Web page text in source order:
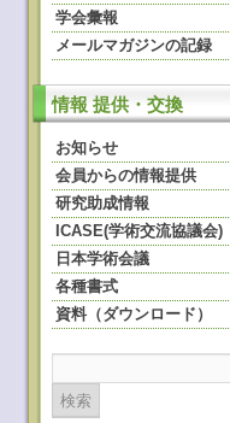
学会彙報
メールマガジンの記録
情報 提供・交換
お知らせ
会員からの情報提供
研究助成情報
ICASE(学術交流協議会)
日本学術会議
各種書式
資料（ダウンロード）